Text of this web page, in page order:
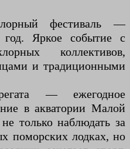
фестиваль —
год. Яркое событие с
коллективов,
и традиционными
— ежегодное
в акватории Малой
только наблюдать за
поморских лодках, но